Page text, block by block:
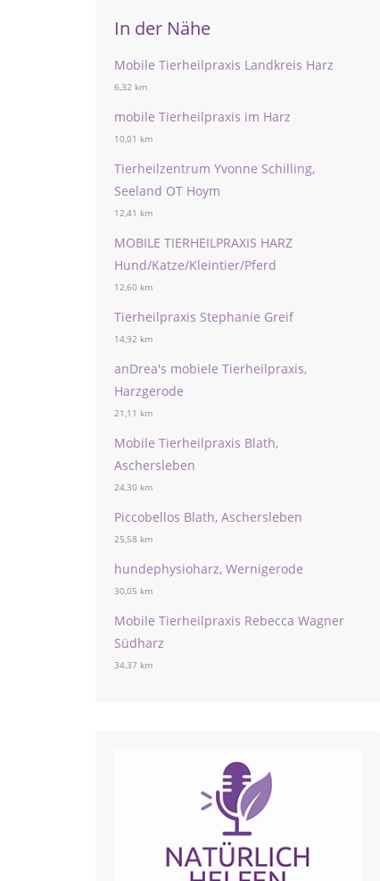
In der Nähe
Mobile Tierheilpraxis Landkreis Harz
6,32 km
mobile Tierheilpraxis im Harz
10,01 km
Tierheilzentrum Yvonne Schilling,
Seeland OT Hoym
12,41 km
MOBILE TIERHEILPRAXIS HARZ
Hund/Katze/Kleintier/Pferd
12,60 km
Tierheilpraxis Stephanie Greif
14,92 km
anDrea's mobiele Tierheilpraxis,
Harzgerode
21,11 km
Mobile Tierheilpraxis Blath,
Aschersleben
24,30 km
Piccobellos Blath, Aschersleben
25,58 km
hundephysioharz, Wernigerode
30,05 km
Mobile Tierheilpraxis Rebecca Wagner
Südharz
34,37 km